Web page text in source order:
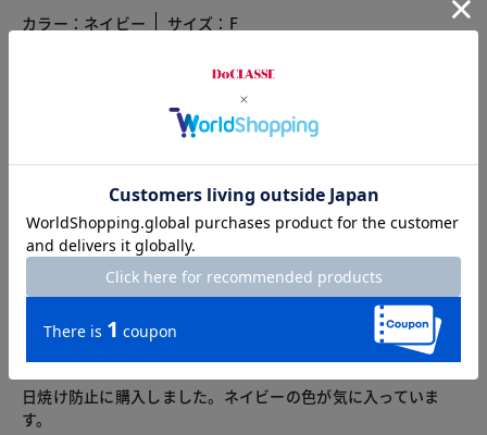
カラー：ネイビー
サイズ：F
★4にしたのは他の方で買い物をした際の頻度で穴が空くとの
ことでした。これから使っていくうちに擦れると思われます。
車に乗る時だけでなく普段使いにも勿論使用したいので、私の
勝手な言い訳です。
2026.03.26
スカイブルー 身長162cm
カラー：ネイビー
サイズ：F
日焼け防止に購入しました。ネイビーの色が気に入っていま
す。